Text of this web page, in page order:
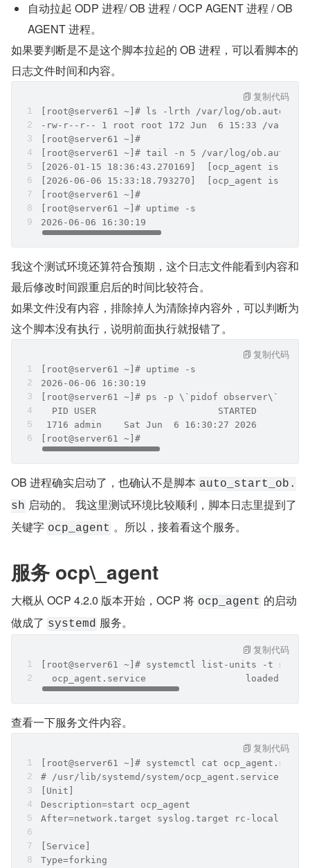
自动拉起 ODP 进程/ OB 进程 / OCP AGENT 进程 / OB
AGENT 进程。
如果要判断是不是这个脚本拉起的 OB 进程，可以看脚本的
日志文件时间和内容。
[root@server61 ~]# ls -lrth /var/log/
-rw-r--r-- 1 root root 172 Jun  6 15:33 /var/
[root@server61 ~]#
[root@server61 ~]# tail -n 5 /var/log/
[2026-01-15 18:36:43.270169]  [ocp_agent is
[2026-06-06 15:33:18.793270]  [ocp_agent is
[root@server61 ~]#
[root@server61 ~]# uptime -s
2026-06-06 16:30:19
复制代码
我这个测试环境还算符合预期，这个日志文件能看到内容和
最后修改时间跟重启后的时间比较符合。
如果文件没有内容，排除掉人为清除掉内容外，可以判断为
这个脚本没有执行，说明前面执行就报错了。
[root@server61 ~]# uptime -s
2026-06-06 16:30:19
[root@server61 ~]# ps -p \`pidof observer\` -o
PID USER                      STARTED
1716 admin    Sat Jun  6 16:30:27 2026
[root@server61 ~]#
复制代码
OB 进程确实启动了，也确认不是脚本 auto_start_ob.
sh 启动的。 我这里测试环境比较顺利，脚本日志里提到了
关键字 ocp_agent 。所以，接着看这个服务。
服务 ocp\_agent
大概从 OCP 4.2.0 版本开始，OCP 将 ocp_agent 的启动
做成了 systemd 服务。
[root@server61 ~]# systemctl list-units -t
ocp_agent.service                  loaded
复制代码
查看一下服务文件内容。
[root@server61 ~]# systemctl cat
# /usr/lib/systemd/system/ocp_agent.service
[Unit]
Description=start ocp_agent
After=network.target syslog.target rc-
[Service]
Type=forking
复制代码